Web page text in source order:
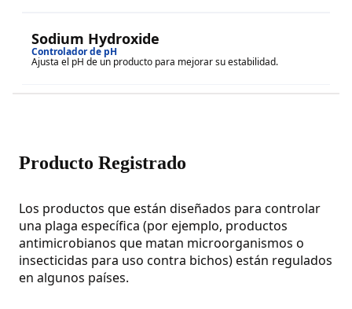
Sodium Hydroxide
Controlador de pH
Ajusta el pH de un producto para mejorar su estabilidad.
Producto Registrado
Los productos que están diseñados para controlar
una plaga específica (por ejemplo, productos
antimicrobianos que matan microorganismos o
insecticidas para uso contra bichos) están regulados
en algunos países.